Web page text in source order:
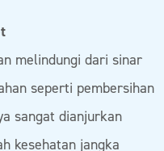
melindungi dari sinar
seperti pembersihan
sangat dianjurkan
kesehatan jangka